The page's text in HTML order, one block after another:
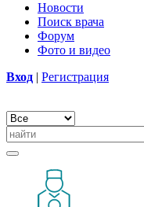
Новости
Поиск врача
Форум
Фото и видео
Вход | Регистрация